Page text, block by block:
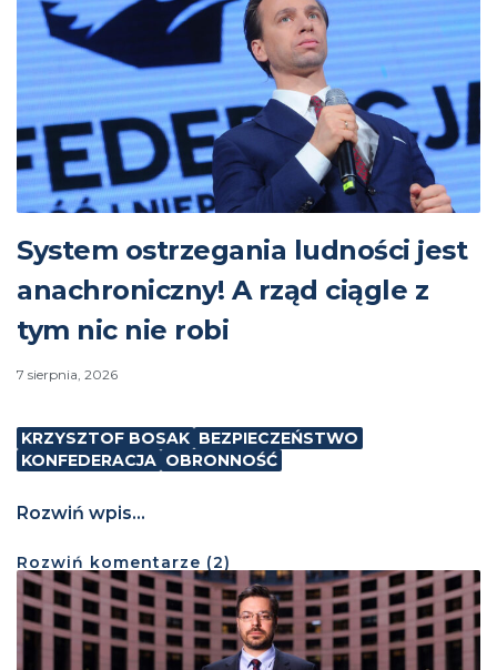
System ostrzegania ludności jest
anachroniczny! A rząd ciągle z
tym nic nie robi
7 sierpnia, 2026
KRZYSZTOF BOSAK BEZPIECZEŃSTWO
KONFEDERACJA OBRONNOŚĆ
Rozwiń wpis...
Rozwiń komentarze (2)